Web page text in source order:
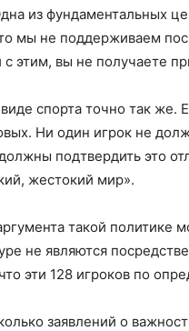
из фундаментальных
мы не поддерживаем
с этим, вы не получаете
спорта точно так же.
Ни один игрок не
подтвердить это
жестокий мир».
такой политике
не являются
эти 128 игроков по
заявлений о